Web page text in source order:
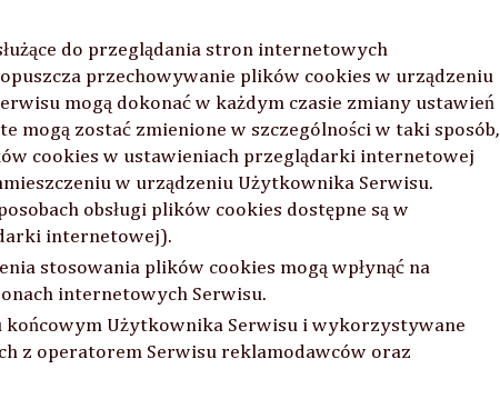
do przeglądania stron internetowych
przechowywanie plików cookies w urządzeniu
mogą dokonać w każdym czasie zmiany ustawień
mogą zostać zmienione w szczególności w taki sposób,
cookies w ustawieniach przeglądarki internetowej
w urządzeniu Użytkownika Serwisu.
obsługi plików cookies dostępne są w
internetowej).
stosowania plików cookies mogą wpłynąć na
internetowych Serwisu.
końcowym Użytkownika Serwisu i wykorzystywane
z operatorem Serwisu reklamodawców oraz